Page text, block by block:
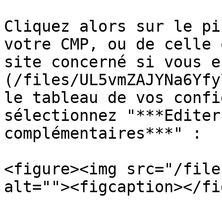
Cliquez alors sur le
votre CMP, ou de
site concerné si vous
(/files/
le tableau de vos
sélectionnez "***Editer
complémentaires***" :
<figure><img src="/files/
alt=""><figcaption></